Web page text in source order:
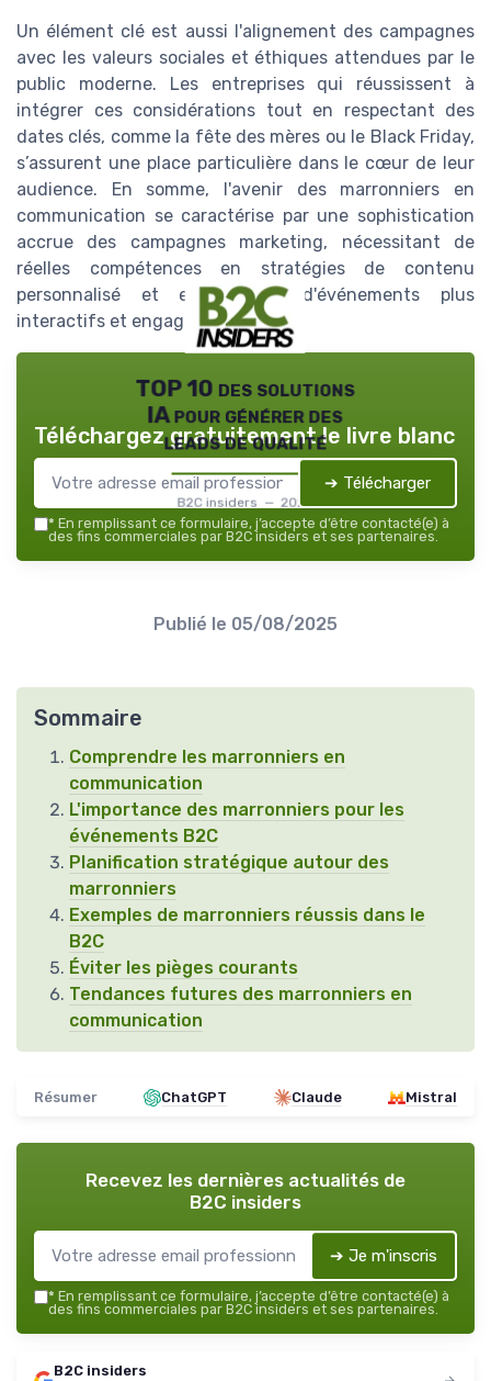
Un élément clé est aussi l'alignement des campagnes
avec les valeurs sociales et éthiques attendues par le
public moderne. Les entreprises qui réussissent à
intégrer ces considérations tout en respectant des
dates clés, comme la fête des mères ou le Black Friday,
s’assurent une place particulière dans le cœur de leur
audience. En somme, l'avenir des marronniers en
communication se caractérise par une sophistication
accrue des campagnes marketing, nécessitant de
réelles compétences en stratégies de contenu
personnalisé et en gestion d'événements plus
interactifs et engageants.
TOP 10 des solutions
IA pour générer des
leads de qualité
B2C insiders — 2026
Téléchargez gratuitement le livre blanc
➔ Télécharger
* En remplissant ce formulaire, j’accepte d’être contacté(e) à
des fins commerciales par B2C insiders et ses partenaires.
Publié le 05/08/2025
Sommaire
Comprendre les marronniers en
communication
L'importance des marronniers pour les
événements B2C
Planification stratégique autour des
marronniers
Exemples de marronniers réussis dans le
B2C
Éviter les pièges courants
Tendances futures des marronniers en
communication
Résumer ChatGPT Claude Mistral
Recevez les dernières actualités de
B2C insiders
➔ Je m'inscris
* En remplissant ce formulaire, j’accepte d’être contacté(e) à
des fins commerciales par B2C insiders et ses partenaires.
B2C insiders